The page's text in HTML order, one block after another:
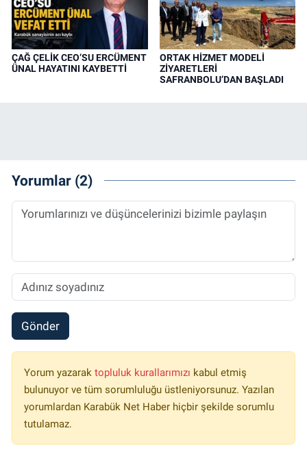
ÇAĞ ÇELİK CEO’SU ERCÜMENT
ÜNAL HAYATINI KAYBETTİ
ORTAK HİZMET MODELİ
ZİYARETLERİ
SAFRANBOLU’DAN BAŞLADI
Yorumlar (2)
Gönder
Yorum yazarak topluluk kurallarımızı kabul etmiş
bulunuyor ve tüm sorumluluğu üstleniyorsunuz. Yazılan
yorumlardan Karabük Net Haber hiçbir şekilde sorumlu
tutulamaz.